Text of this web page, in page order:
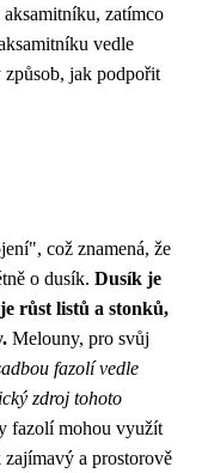
zatímco
vedle
jak podpořit
což znamená, že
o dusík. Dusík je
růst listů a stonků,
Melouny, pro svůj
fazolí vedle
zdroj tohoto
fazolí mohou využít
a prostorově